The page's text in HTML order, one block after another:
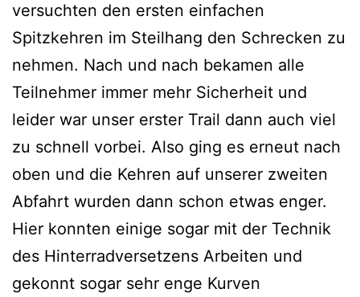
versuchten den ersten einfachen
Spitzkehren im Steilhang den Schrecken zu
nehmen. Nach und nach bekamen alle
Teilnehmer immer mehr Sicherheit und
leider war unser erster Trail dann auch viel
zu schnell vorbei. Also ging es erneut nach
oben und die Kehren auf unserer zweiten
Abfahrt wurden dann schon etwas enger.
Hier konnten einige sogar mit der Technik
des Hinterradversetzens Arbeiten und
gekonnt sogar sehr enge Kurven